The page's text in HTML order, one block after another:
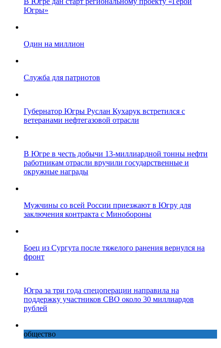
Югры»
Один на миллион
Служба для патриотов
Губернатор Югры Руслан Кухарук встретился с
ветеранами нефтегазовой отрасли
В Югре в честь добычи 13-миллиардной тонны нефти
работникам отрасли вручили государственные и
окружные награды
Мужчины со всей России приезжают в Югру для
заключения контракта с Минобороны
Боец из Сургута после тяжелого ранения вернулся на
фронт
Югра за три года спецоперации направила на
поддержку участников СВО около 30 миллиардов
рублей
общество